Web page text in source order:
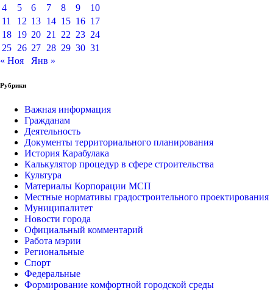
4
5 6 7 8 9
10
11
12 13 14 15 16 17
18 19 20 21 22 23 24
25 26 27 28 29 30 31
« Ноя
Янв »
Рубрики
Важная информация
Гражданам
Деятельность
Документы территориального планирования
История Карабулака
Калькулятор процедур в сфере строительства
Культура
Материалы Корпорации МСП
Местные нормативы градостроительного проектирования
Муниципалитет
Новости города
Официальный комментарий
Работа мэрии
Региональные
Спорт
Федеральные
Формирование комфортной городской среды